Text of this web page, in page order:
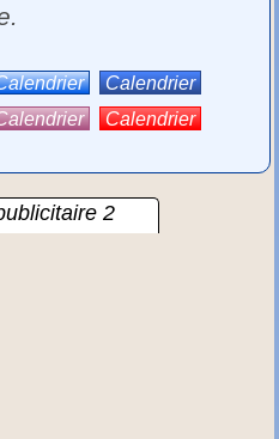
Calendrier
Calendrier
2